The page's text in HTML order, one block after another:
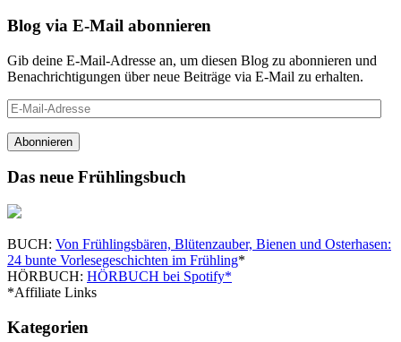
Blog via E-Mail abonnieren
Gib deine E-Mail-Adresse an, um diesen Blog zu abonnieren und
Benachrichtigungen über neue Beiträge via E-Mail zu erhalten.
E-
Mail-
Adresse
Abonnieren
Das neue Frühlingsbuch
BUCH: Von Frühlingsbären, Blütenzauber, Bienen und Osterhasen:
24 bunte Vorlesegeschichten im Frühling*
HÖRBUCH: HÖRBUCH bei Spotify*
*Affiliate Links
Kategorien